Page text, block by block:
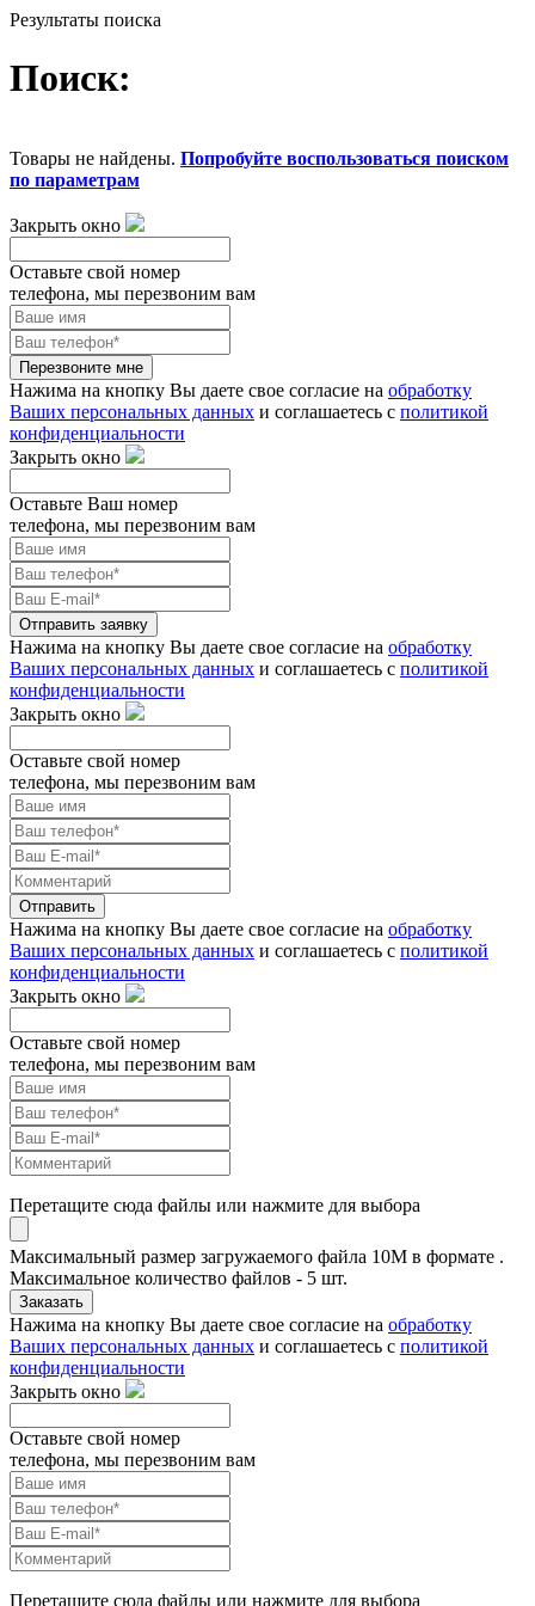
Результаты поиска
Поиск:
Товары не найдены. Попробуйте воспользоваться поиском
по параметрам
Закрыть окно
Оставьте свой номер
телефона, мы перезвоним вам
Перезвоните мне
Нажима на кнопку Вы даете свое согласие на обработку
Ваших персональных данных и соглашаетесь с политикой
конфиденциальности
Закрыть окно
Оставьте Ваш номер
телефона, мы перезвоним вам
Отправить заявку
Нажима на кнопку Вы даете свое согласие на обработку
Ваших персональных данных и соглашаетесь с политикой
конфиденциальности
Закрыть окно
Оставьте свой номер
телефона, мы перезвоним вам
Отправить
Нажима на кнопку Вы даете свое согласие на обработку
Ваших персональных данных и соглашаетесь с политикой
конфиденциальности
Закрыть окно
Оставьте свой номер
телефона, мы перезвоним вам
Перетащите сюда файлы или нажмите для выбора
Максимальный размер загружаемого файла 10M в формате .
Максимальное количество файлов - 5 шт.
Заказать
Нажима на кнопку Вы даете свое согласие на обработку
Ваших персональных данных и соглашаетесь с политикой
конфиденциальности
Закрыть окно
Оставьте свой номер
телефона, мы перезвоним вам
Перетащите сюда файлы или нажмите для выбора